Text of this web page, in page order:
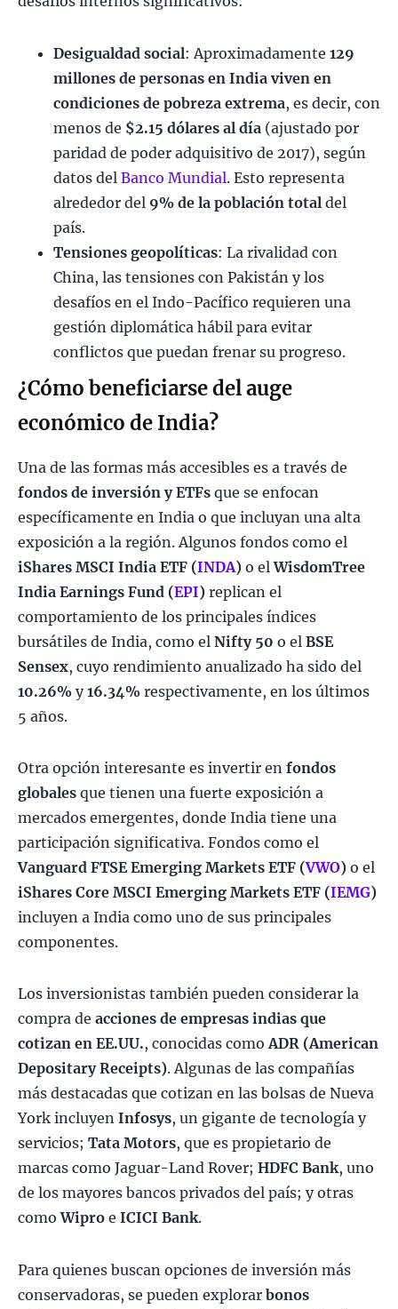
Desigualdad social: ​Aproximadamente 129
millones de personas en India viven en
condiciones de pobreza extrema, es decir, con
menos de $2.15 dólares al día (ajustado por
paridad de poder adquisitivo de 2017), según
datos del Banco Mundial. Esto representa
alrededor del 9% de la población total del
país.
Tensiones geopolíticas: La rivalidad con
China, las tensiones con Pakistán y los
desafíos en el Indo-Pacífico requieren una
gestión diplomática hábil para evitar
conflictos que puedan frenar su progreso.
¿Cómo beneficiarse del auge
económico de India?
Una de las formas más accesibles es a través de
fondos de inversión y ETFs que se enfocan
específicamente en India o que incluyan una alta
exposición a la región. Algunos fondos como el
iShares MSCI India ETF (INDA) o elWisdomTree
India Earnings Fund (EPI) replican el
comportamiento de los principales índices
bursátiles de India, como el Nifty 50 o el BSE
Sensex, cuyo rendimiento anualizado ha sido del
10.26% y16.34% respectivamente, en los últimos
5 años.
Otra opción interesante es invertir en fondos
globales que tienen una fuerte exposición a
mercados emergentes, donde India tiene una
participación significativa. Fondos como el
Vanguard FTSE Emerging Markets ETF (VWO) o el
iShares Core MSCI Emerging Markets ETF (IEMG)
incluyen a India como uno de sus principales
componentes.
Los inversionistas también pueden considerar la
compra de acciones de empresas indias que
cotizan en EE.UU., conocidas comoADR (American
Depositary Receipts). Algunas de las compañías
más destacadas que cotizan en las bolsas de Nueva
York incluyen Infosys, un gigante de tecnología y
servicios; Tata Motors, que es propietario de
marcas como Jaguar-Land Rover; HDFC Bank, uno
de los mayores bancos privados del país; y otras
comoWipro e ICICI Bank.
Para quienes buscan opciones de inversión más
conservadoras, se pueden explorar bonos